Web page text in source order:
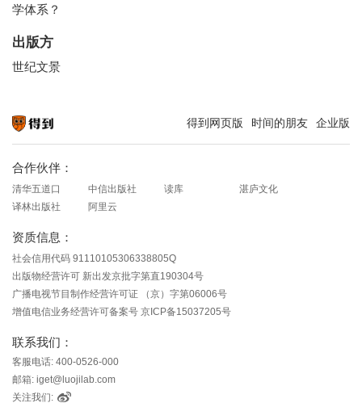
学体系？
出版方
世纪文景
得到网页版 时间的朋友 企业版
合作伙伴：
清华五道口 中信出版社 读库
湛庐文化
译林出版社
阿里云
资质信息：
社会信用代码 91110105306338805Q
出版物经营许可 新出发京批字第直190304号
广播电视节目制作经营许可证 （京）字第06006号
增值电信业务经营许可备案号 京ICP备15037205号
联系我们：
客服电话: 400-0526-000
邮箱: iget@luojilab.com
关注我们: